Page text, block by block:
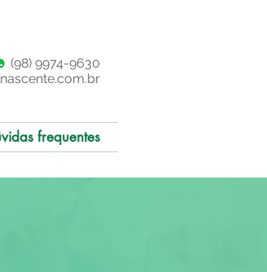
(98) 9974-9630
frequentes